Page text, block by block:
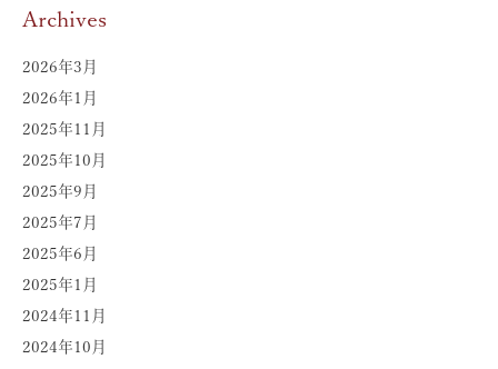
Archives
2026年3月
2026年1月
2025年11月
2025年10月
2025年9月
2025年7月
2025年6月
2025年1月
2024年11月
2024年10月